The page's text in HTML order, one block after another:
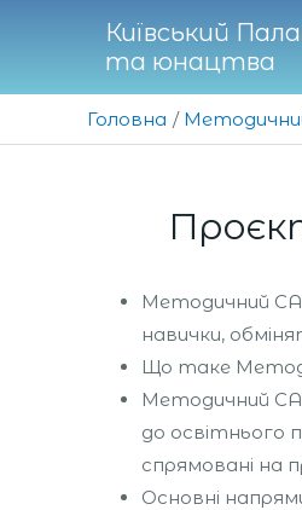
Київський
та юнацтва
Головна
Методичний
навички,
Що таке
Методичний
до освітнього
спрямовані на
Основні